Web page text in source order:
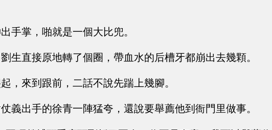
手掌，啪就是一個大比兜。
生直接原地轉了個圈，帶血水的后槽牙都崩出去幾顆。
，來到跟前，二話不說先踹上幾腳。
義出手的徐青一陣猛夸，還說要舉薦他到衙門里做事。